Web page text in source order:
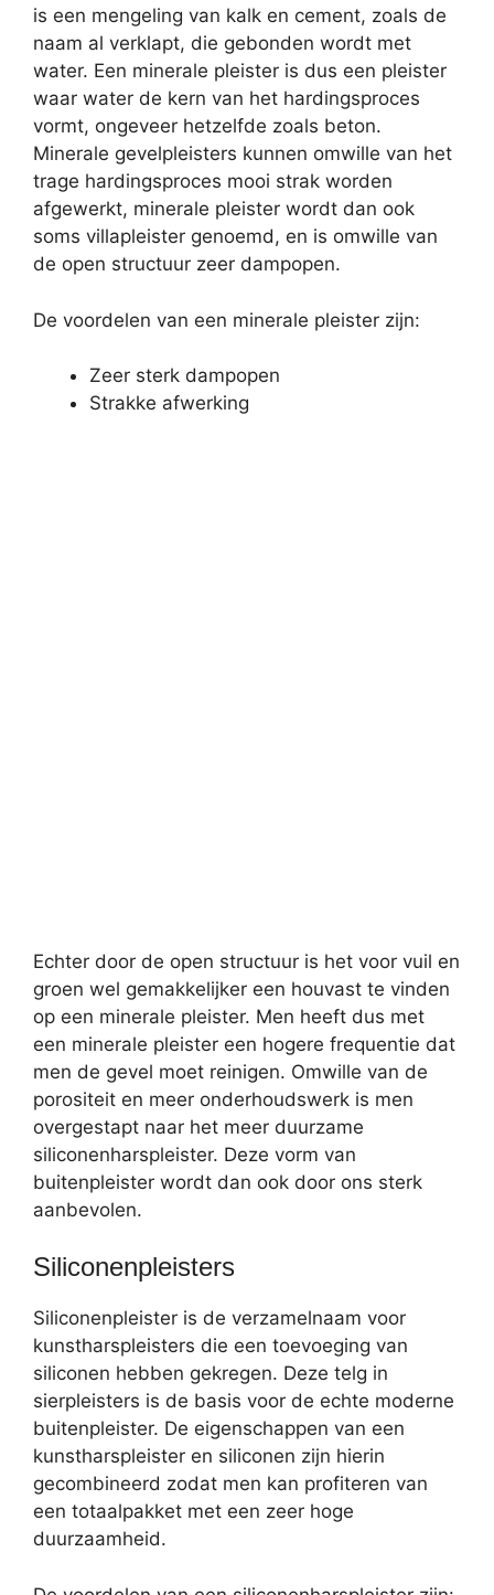
is een mengeling van kalk en cement, zoals de
naam al verklapt, die gebonden wordt met
water. Een minerale pleister is dus een pleister
waar water de kern van het hardingsproces
vormt, ongeveer hetzelfde zoals beton.
Minerale gevelpleisters kunnen omwille van het
trage hardingsproces mooi strak worden
afgewerkt, minerale pleister wordt dan ook
soms villapleister genoemd, en is omwille van
de open structuur zeer dampopen.
De voordelen van een minerale pleister zijn:
Zeer sterk dampopen
Strakke afwerking
Echter door de open structuur is het voor vuil en
groen wel gemakkelijker een houvast te vinden
op een minerale pleister. Men heeft dus met
een minerale pleister een hogere frequentie dat
men de gevel moet reinigen. Omwille van de
porositeit en meer onderhoudswerk is men
overgestapt naar het meer duurzame
siliconenharspleister. Deze vorm van
buitenpleister wordt dan ook door ons sterk
aanbevolen.
Siliconenpleisters
Siliconenpleister is de verzamelnaam voor
kunstharspleisters die een toevoeging van
siliconen hebben gekregen. Deze telg in
sierpleisters is de basis voor de echte moderne
buitenpleister. De eigenschappen van een
kunstharspleister en siliconen zijn hierin
gecombineerd zodat men kan profiteren van
een totaalpakket met een zeer hoge
duurzaamheid.